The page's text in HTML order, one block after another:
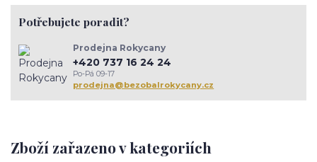
Zboží zařazeno v kategoriích
Potřebujete poradit?
Prodejna Rokycany
+420 737 16 24 24
Po-Pá 09-17
prodejna@bezobalrokycany.cz